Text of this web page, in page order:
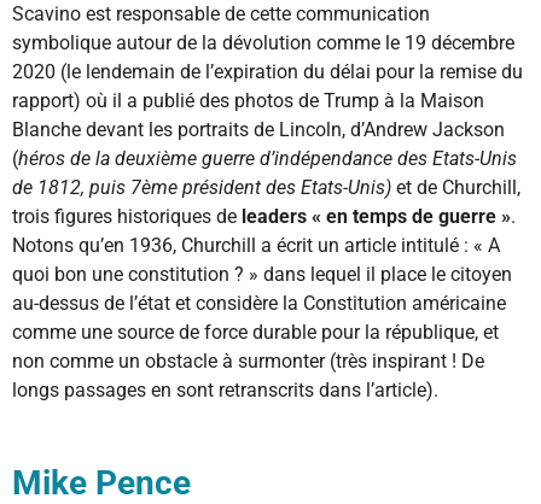
Scavino est responsable de cette communication
symbolique autour de la dévolution comme le 19 décembre
2020 (le lendemain de l’expiration du délai pour la remise du
rapport) où il a publié des photos de Trump à la Maison
Blanche devant les portraits de Lincoln, d’Andrew Jackson
(héros de la deuxième guerre d’indépendance des Etats-Unis
de 1812, puis 7ème président des Etats-Unis) et de Churchill,
trois figures historiques de leaders « en temps de guerre ».
Notons qu’en 1936, Churchill a écrit un article intitulé : « A
quoi bon une constitution ? » dans lequel il place le citoyen
au-dessus de l’état et considère la Constitution américaine
comme une source de force durable pour la république, et
non comme un obstacle à surmonter (très inspirant ! De
longs passages en sont retranscrits dans l’article).
Mike Pence